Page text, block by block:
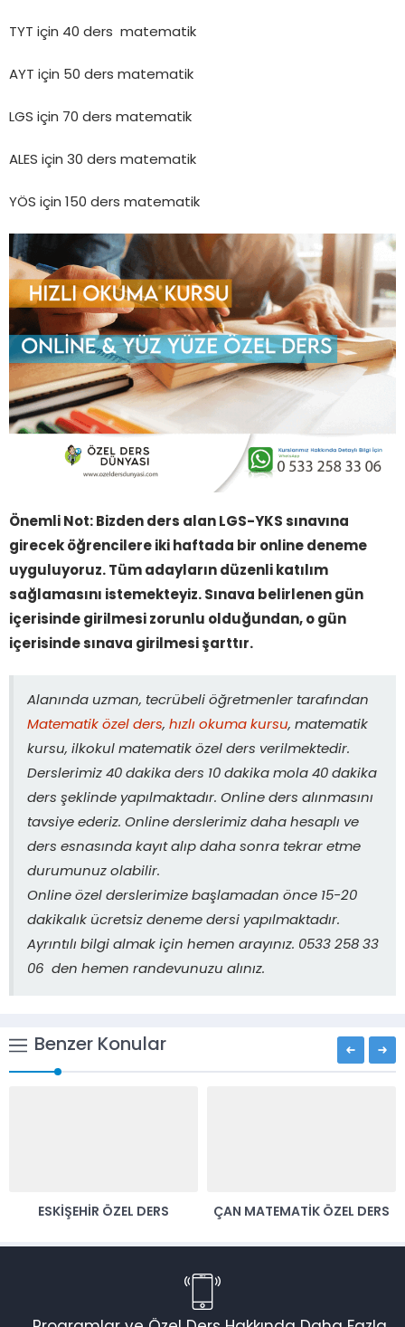
TYT için 40 ders matematik
AYT için 50 ders matematik
LGS için 70 ders matematik
ALES için 30 ders matematik
YÖS için 150 ders matematik
Önemli Not: Bizden ders alan LGS-YKS sınavına
girecek öğrencilere iki haftada bir online deneme
uyguluyoruz. Tüm adayların düzenli katılım
sağlamasını istemekteyiz. Sınava belirlenen gün
içerisinde girilmesi zorunlu olduğundan, o gün
içerisinde sınava girilmesi şarttır.
Alanında uzman, tecrübeli öğretmenler tarafından
Matematik özel ders, hızlı okuma kursu, matematik
kursu, ilkokul matematik özel ders verilmektedir.
Derslerimiz 40 dakika ders 10 dakika mola 40 dakika
ders şeklinde yapılmaktadır. Online ders alınmasını
tavsiye ederiz. Online derslerimiz daha hesaplı ve
ders esnasında kayıt alıp daha sonra tekrar etme
durumunuz olabilir.
Online özel derslerimize başlamadan önce 15-20
dakikalık ücretsiz deneme dersi yapılmaktadır.
Ayrıntılı bilgi almak için hemen arayınız. 0533 258 33
06 den hemen randevunuzu alınız.
Benzer Konular
ESKIŞEHIR ÖZEL DERS ÇAN MATEMATIK ÖZEL DERS